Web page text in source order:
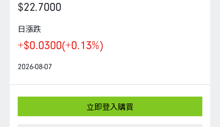
$22.7000
日漲跌
+$0.0300(+0.13%)
2026-08-07
立即登入購買